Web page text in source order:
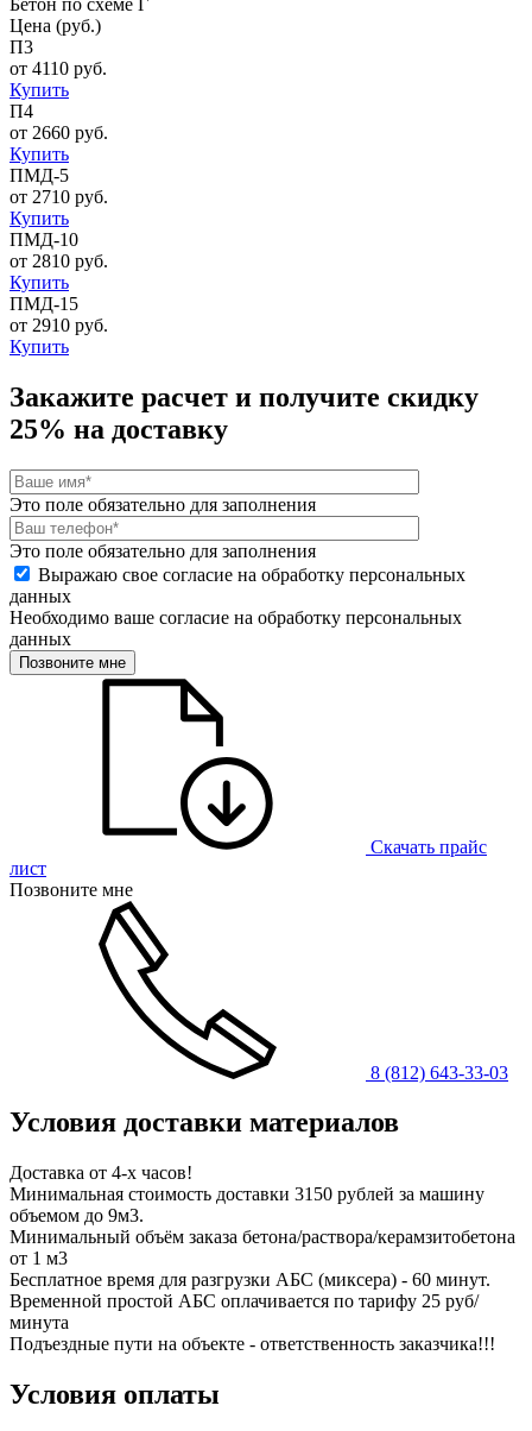
Цена (руб.)
П3
от 4110 руб.
Купить
П4
от 2660 руб.
Купить
ПМД-5
от 2710 руб.
Купить
ПМД-10
от 2810 руб.
Купить
ПМД-15
от 2910 руб.
Купить
Закажите расчет и получите скидку
25% на доставку
Это поле обязательно для заполнения
Это поле обязательно для заполнения
Выражаю свое согласие на обработку персональных
данных
Необходимо ваше согласие на обработку персональных
данных
Позвоните мне
Скачать прайс
лист
Позвоните мне
8 (812) 643-33-03
Условия доставки материалов
Доставка от 4-х часов!
Минимальная стоимость доставки 3150 рублей за машину
объемом до 9м3.
Минимальный объём заказа бетона/раствора/керамзитобетона
от 1 м3
Бесплатное время для разгрузки АБС (миксера) - 60 минут.
Временной простой АБС оплачивается по тарифу 25 руб/
минута
Подъездные пути на объекте - ответственность заказчика!!!
Условия оплаты